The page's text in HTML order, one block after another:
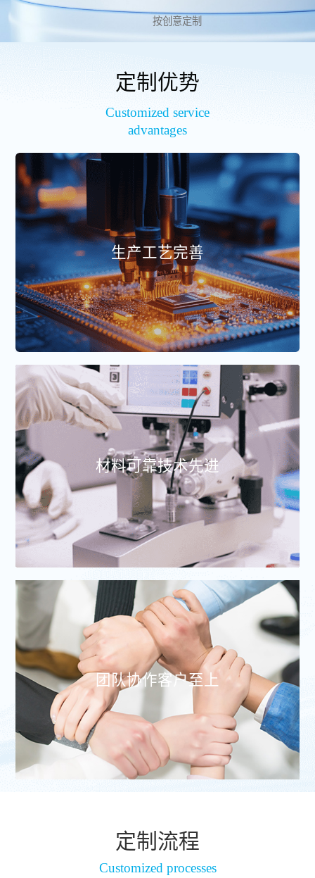
按创意定制
定制优势
Customized service
advantages
生产工艺完善
材料可靠技术先进
团队协作客户至上
定制流程
Customized processes